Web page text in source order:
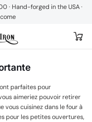
· Hand-forged in the USA ·
parfaites pour
aimeriez pouvoir retirer
cuisinez dans le four à
pour les petites ouvertures,